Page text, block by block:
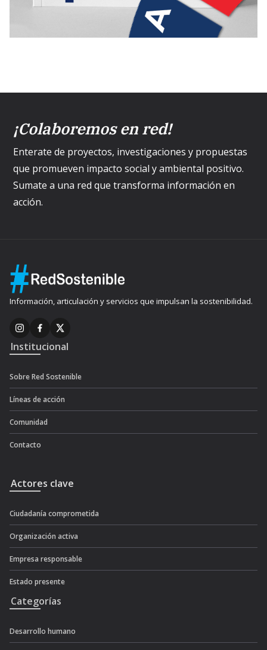
¡Colaboremos en red!
Enterate de proyectos, investigaciones y propuestas
que promueven impacto social y ambiental positivo.
Sumate a una red que transforma información en
acción.
Información, articulación y servicios que impulsan la sostenibilidad.
Institucional
Sobre Red Sostenible
Líneas de acción
Comunidad
Contacto
Actores clave
Ciudadanía comprometida
Organización activa
Empresa responsable
Estado presente
Categorías
Desarrollo humano